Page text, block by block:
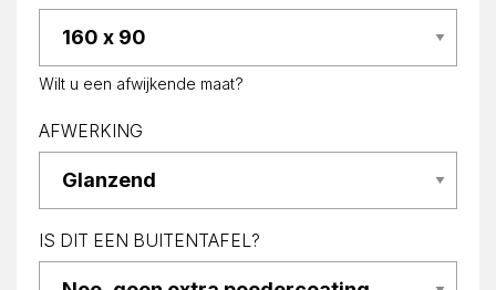
Wilt u een afwijkende maat?
AFWERKING
IS DIT EEN BUITENTAFEL?